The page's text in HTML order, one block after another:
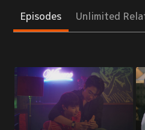
Episodes Unlimited